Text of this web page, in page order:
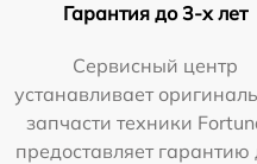
Гарантия до 3-х лет
Сервисный центр
устанавливает
запчасти техники
предоставляет гарантию